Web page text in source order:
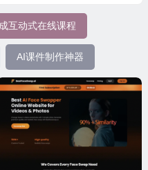
互动式在线课程
AI课件制作神器